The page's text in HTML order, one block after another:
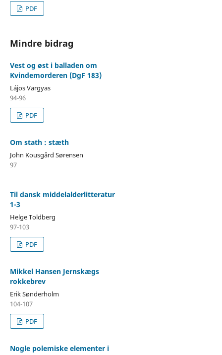
PDF
Mindre bidrag
Vest og øst i balladen om
Kvindemorderen (DgF 183)
Lájos Vargyas
94-96
PDF
Om stath : stæth
John Kousgård Sørensen
97
Til dansk middelalderlitteratur
1-3
Helge Toldberg
97-103
PDF
Mikkel Hansen Jernskægs
rokkebrev
Erik Sønderholm
104-107
PDF
Nogle polemiske elementer i